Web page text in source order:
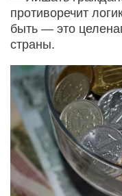
противоречит
быть — это
страны.